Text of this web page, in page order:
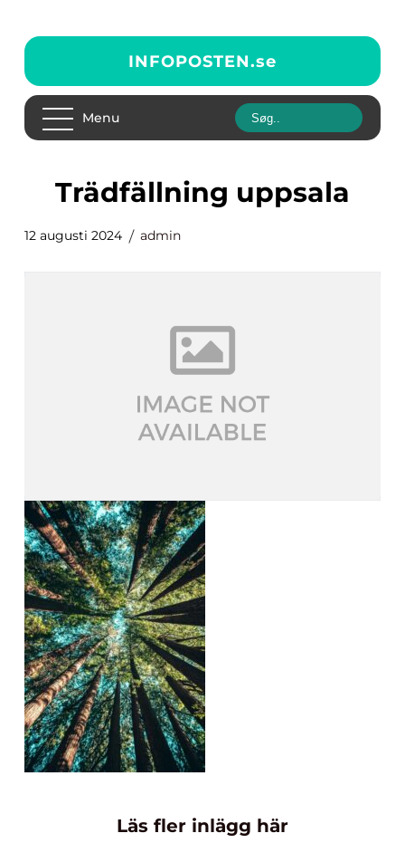
INFOPOSTEN.se
Menu
trädfällning uppsala
12 augusti 2024 admin
Läs fler inlägg här